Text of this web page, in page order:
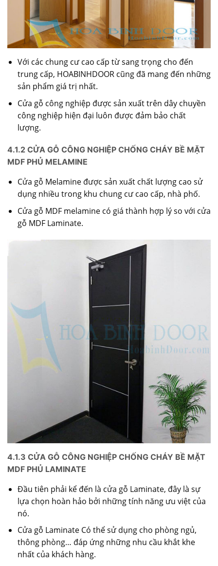
Với các chung cư cao cấp từ sang trọng cho đến
trung cấp, HOABINHDOORcũng đã mang đến những
sản phẩm giá trị nhất.
Cửa gỗ công nghiệp được sản xuất trên dây chuyền
công nghiệp hiện đại luôn được đảm bảo chất
lượng.
4.1.2 CỬA GỖ CÔNG NGHIỆP CHỐNG CHÁY BỀ MẶT
MDF PHỦ MELAMINE
Cửa gỗ Melamine được sản xuất chất lượng cao sử
dụng nhiều trong khu chung cư cao cấp, nhà phố.
Cửa gỗ MDF melamine có giá thành hợp lý so với cửa
gỗ MDF Laminate.
4.1.3 CỬA GỖ CÔNG NGHIỆP CHỐNG CHÁY BỀ MẶT
MDF PHỦ LAMINATE
Đầu tiên phải kể đến là cửa gỗ Laminate, đây là sự
lựa chọn hoàn hảo bởi những tính năng ưu việt của
nó.
Cửa gỗ Laminate Có thể sử dụng cho phòng ngủ,
thông phòng… đáp ứng những nhu cầu khắt khe
nhất của khách hàng.